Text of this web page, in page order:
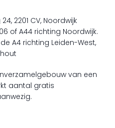
2201 CV, Noordwijk
of A44 richting Noordwijk.
A4 richting Leiden-West,
van een
aantal gratis